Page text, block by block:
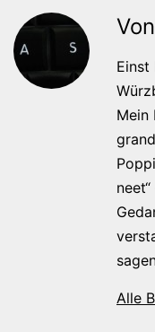
Einst
Mein
Alle